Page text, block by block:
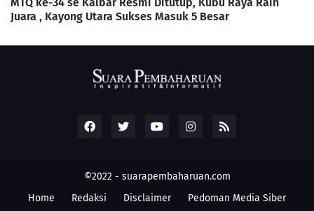
Juara , Kayong Utara Sukses Masuk 5 Besar
©2022 - suarapembaharuan.com
Home
Redaksi Disclaimer Pedoman Media Siber